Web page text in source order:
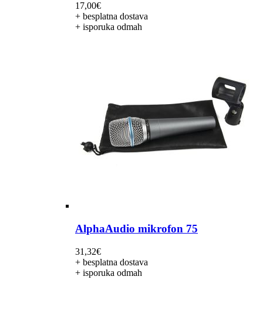
17,00€
+ besplatna dostava
+ isporuka odmah
AlphaAudio mikrofon 75
31,32€
+ besplatna dostava
+ isporuka odmah